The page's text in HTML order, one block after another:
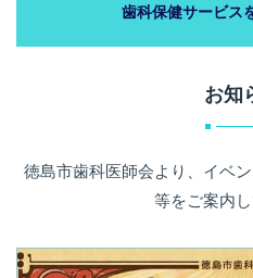
歯科保健サービス
お知
徳島市歯科医師会より、イベ
等をご案内し